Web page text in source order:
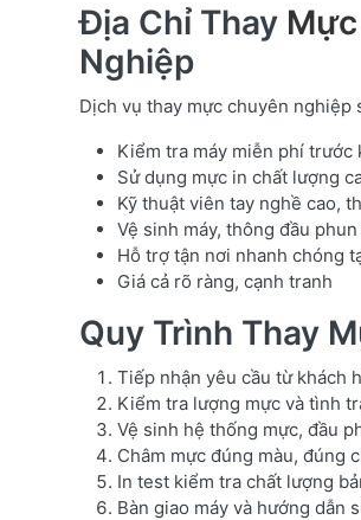
Địa Chỉ Thay
Nghiệp
Dịch vụ thay mực chuyên nghiệp
Kiểm tra máy miễn phí trước
Sử dụng mực in chất lượng
Kỹ thuật viên tay nghề cao,
Vệ sinh máy, thông đầu
Hỗ trợ tận nơi nhanh chóng
Giá cả rõ ràng, cạnh tranh
Quy Trình Thay
Tiếp nhận yêu cầu từ khách
Kiểm tra lượng mực và tình
Vệ sinh hệ thống mực, đầu
Châm mực đúng màu, đúng
In test kiểm tra chất lượng
Bàn giao máy và hướng dẫn